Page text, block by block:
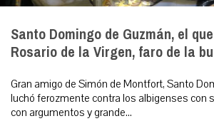
Santo Domingo de Guzmán, el
Rosario de la Virgen, faro de la
Gran amigo de Simón de Montfort, Santo
luchó ferozmente contra los albigenses con
con argumentos y grande...